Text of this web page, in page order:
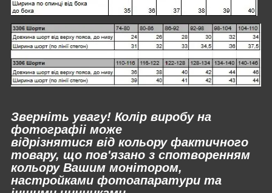
Зверніть увагу! Колір виробу на
фотографіі може
відрізнятися від кольору фактичного
товару, що пов'язано з спотворенням
кольору Вашим монітором,
настройками фотоапаратури та